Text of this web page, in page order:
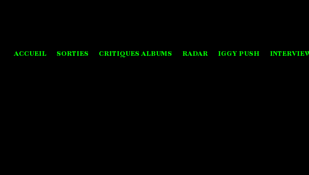
ACCUEIL SORTIES CRITIQUES ALBUMS RADAR IGGY PUSH